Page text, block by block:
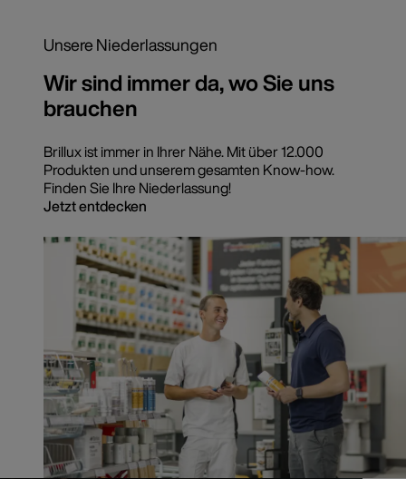
Unsere Niederlassungen
Wir sind immer da, wo Sie uns
brauchen
Brillux ist immer in Ihrer Nähe. Mit über 12.000
Produkten und unserem gesamten Know-how.
Finden Sie Ihre Niederlassung!
Jetzt entdecken